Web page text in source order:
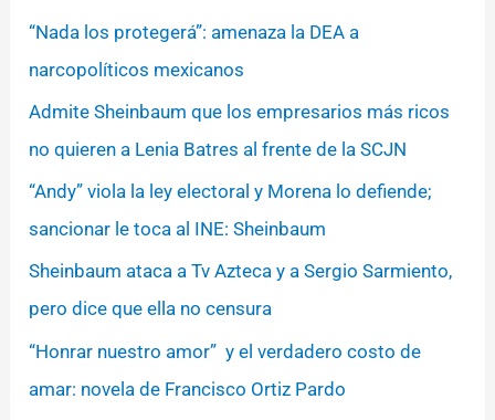
“Nada los protegerá”: amenaza la DEA a
narcopolíticos mexicanos
Admite Sheinbaum que los empresarios más ricos
no quieren a Lenia Batres al frente de la SCJN
“Andy” viola la ley electoral y Morena lo defiende;
sancionar le toca al INE: Sheinbaum
Sheinbaum ataca a Tv Azteca y a Sergio Sarmiento,
pero dice que ella no censura
“Honrar nuestro amor” y el verdadero costo de
amar: novela de Francisco Ortiz Pardo